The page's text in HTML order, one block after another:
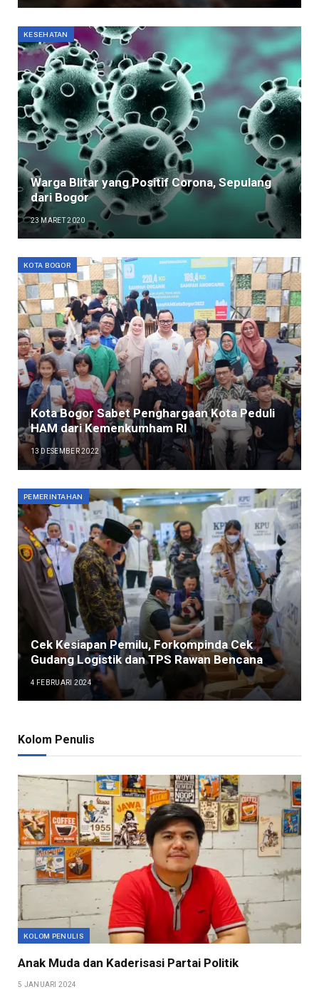
KESEHATAN
Warga Blitar yang Positif Corona, Sepulang
dari Bogor
23 MARET 2020
KOTA BOGOR
Kota Bogor Sabet Penghargaan Kota Peduli
HAM dari Kemenkumham RI
13 DESEMBER 2022
PEMERINTAHAN
Cek Kesiapan Pemilu, Forkompinda Cek
Gudang Logistik dan TPS Rawan Bencana
4 FEBRUARI 2024
Kolom Penulis
KOLOM PENULIS
Anak Muda dan Kaderisasi Partai Politik
5 JANUARI 2024